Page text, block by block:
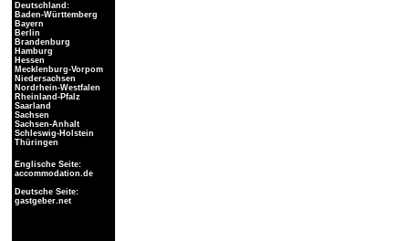
Deutschland:
Baden-Württemberg
Bayern
Berlin
Brandenburg
Hamburg
Hessen
Mecklenburg-Vorpom
Niedersachsen
Nordrhein-Westfalen
Rheinland-Pfalz
Saarland
Sachsen
Sachsen-Anhalt
Schleswig-Holstein
Thüringen
Englische Seite:
accommodation.de
Deutsche Seite:
gastgeber.net